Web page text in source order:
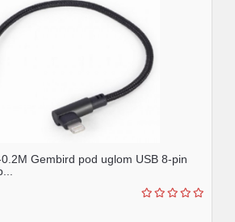
Gembird pod uglom USB 8-pin